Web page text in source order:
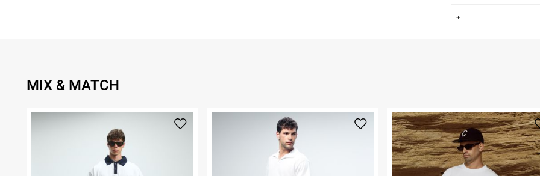
על גבי החבילה
באתר בלבד
MIX & MATCH